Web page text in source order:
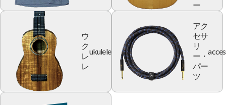
ー
ウ
ク
レ
レ
ukulele
アク
セサ
リ
ー・
パー
ツ